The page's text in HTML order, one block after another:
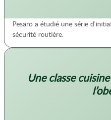
Pesaro a étudié une série
sécurité routière.
Une classe